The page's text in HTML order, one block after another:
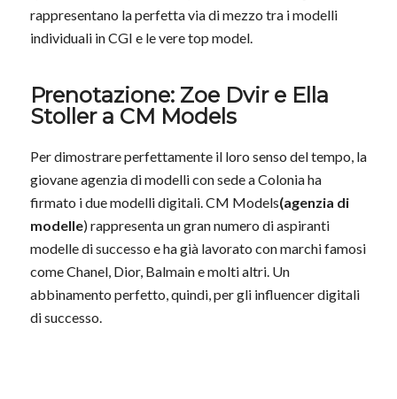
rappresentano la perfetta via di mezzo tra i modelli
individuali in CGI e le vere top model.
Prenotazione: Zoe Dvir e Ella
Stoller a CM Models
Per dimostrare perfettamente il loro senso del tempo, la
giovane agenzia di modelli con sede a Colonia ha
firmato i due modelli digitali. CM Models(agenzia di
modelle) rappresenta un gran numero di aspiranti
modelle di successo e ha già lavorato con marchi famosi
come Chanel, Dior, Balmain e molti altri. Un
abbinamento perfetto, quindi, per gli influencer digitali
di successo.